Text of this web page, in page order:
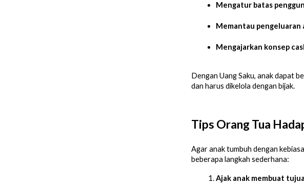
Mengatur batas
Memantau pengeluaran
Mengajarkan konsep
Dengan Uang Saku, anak dapat
dan harus dikelola dengan bijak.
Tips Orang Tua
Agar anak tumbuh dengan
beberapa langkah sederhana:
Ajak anak membuat